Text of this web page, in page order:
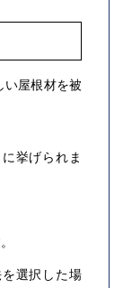
い屋根材を被
挙げられま
選択した場